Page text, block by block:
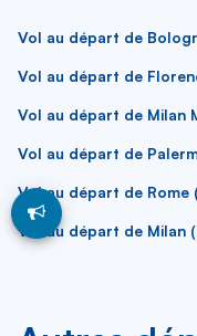
Vol au départ de
Vol au départ de
Vol au départ de Milan
Vol au départ de
Vol au départ de Rome
Vol au départ de Milan